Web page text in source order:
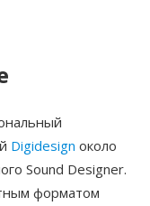
Digidesign около
Sound Designer.
форматом